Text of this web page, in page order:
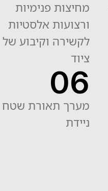
לקשירה וקיבוע של
ציוד
06
ניידת